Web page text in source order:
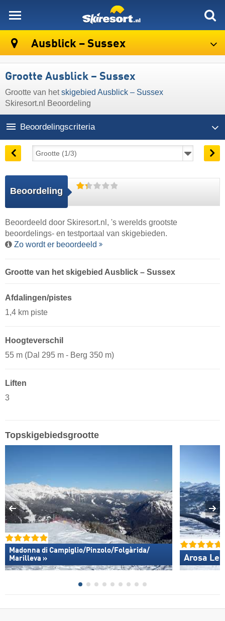
Ausblick – Sussex
Grootte Ausblick – Sussex
Grootte van hetskigebied Ausblick – Sussex
Skiresort.nl Beoordeling
Beoordelingscriteria
Beoordeling
Beoordeeld door Skiresort.nl , 's werelds grootste
beoordelings- en testportaal van skigebieden.
Zo wordt er beoordeeld
Grootte van het skigebied Ausblick – Sussex
Afdalingen/pistes
1,4 km piste
Hoogteverschil
55 m (Dal 295 m - Berg 350 m)
Liften
3
Topskigebiedsgrootte
Madonna di Campiglio/​Pinzolo/​Folgàrida/​
Marilleva »
Arosa